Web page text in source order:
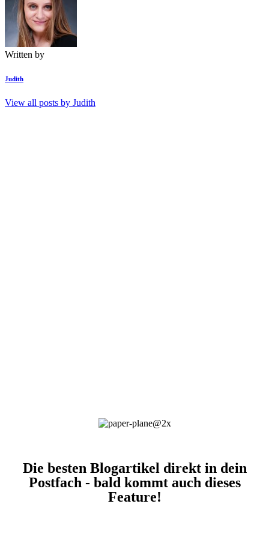
Written by
Judith
View all posts by Judith
Die besten Blogartikel direkt in dein
Postfach - bald kommt auch dieses
Feature!